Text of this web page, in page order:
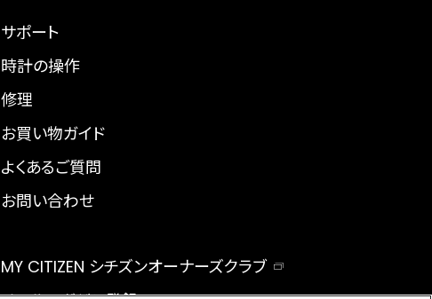
サポート
時計の操作
修理
お買い物ガイド
よくあるご質問
お問い合わせ
MY CITIZEN シチズンオーナーズクラブ